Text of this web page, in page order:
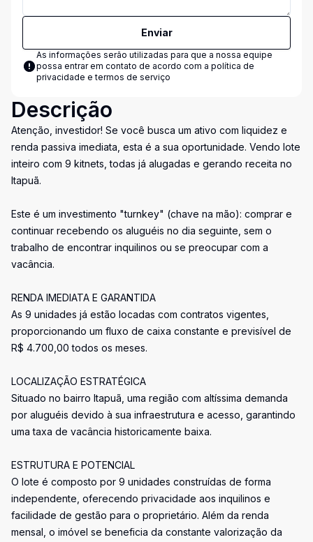
Enviar
As informações serão utilizadas para que a nossa equipe
possa entrar em contato de acordo com a política de
privacidade e termos de serviço
Descrição
Atenção, investidor! Se você busca um ativo com liquidez e
renda passiva imediata, esta é a sua oportunidade. Vendo lote
inteiro com 9 kitnets, todas já alugadas e gerando receita no
Itapuã.
Este é um investimento "turnkey" (chave na mão): comprar e
continuar recebendo os aluguéis no dia seguinte, sem o
trabalho de encontrar inquilinos ou se preocupar com a
vacância.
RENDA IMEDIATA E GARANTIDA
As 9 unidades já estão locadas com contratos vigentes,
proporcionando um fluxo de caixa constante e previsível de
R$ 4.700,00 todos os meses.
LOCALIZAÇÃO ESTRATÉGICA
Situado no bairro Itapuã, uma região com altíssima demanda
por aluguéis devido à sua infraestrutura e acesso, garantindo
uma taxa de vacância historicamente baixa.
ESTRUTURA E POTENCIAL
O lote é composto por 9 unidades construídas de forma
independente, oferecendo privacidade aos inquilinos e
facilidade de gestão para o proprietário. Além da renda
mensal, o imóvel se beneficia da constante valorização da